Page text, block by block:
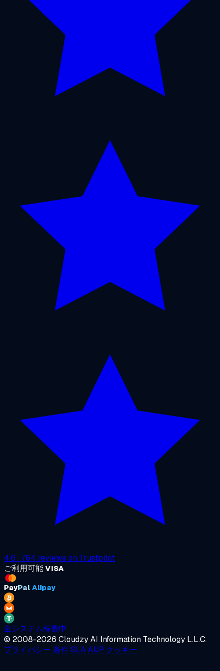
4.6 · 764 reviews on Trustpilot
ご利用可能 VISA
PayPal Alipay
全システム稼働中
© 2008-2026 Cloudzy AI Information Technology L.L.C.
プライバシー 条件SLAAUP クッキー